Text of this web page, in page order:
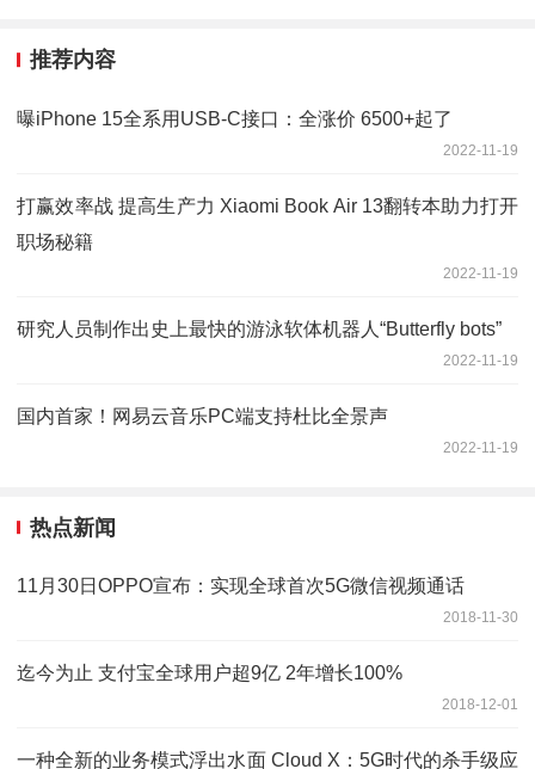
推荐内容
曝iPhone 15全系用USB-C接口：全涨价 6500+起了
2022-11-19
打赢效率战 提高生产力 Xiaomi Book Air 13翻转本助力打开
职场秘籍
2022-11-19
研究人员制作出史上最快的游泳软体机器人“Butterfly bots”
2022-11-19
国内首家！网易云音乐PC端支持杜比全景声
2022-11-19
热点新闻
11月30日OPPO宣布：实现全球首次5G微信视频通话
2018-11-30
迄今为止 支付宝全球用户超9亿 2年增长100%
2018-12-01
一种全新的业务模式浮出水面 Cloud X：5G时代的杀手级应